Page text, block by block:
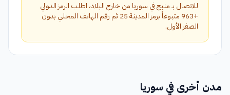
للاتصال بـ منبج في سوريا من خارج البلاد، اطلب الرمز الدولي
+963 متبوعاً برمز المدينة 25 ثم رقم الهاتف المحلي بدون
الصفر الأول.
مدن أخرى في سوريا